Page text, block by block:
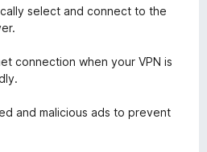
select and connect to the
connection when your VPN is
and malicious ads to prevent